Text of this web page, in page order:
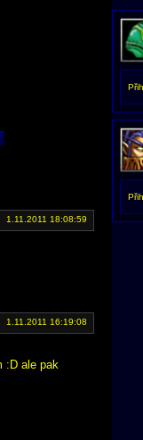
1.11.2011 18:08:59
1.11.2011 16:19:08
:D ale pak